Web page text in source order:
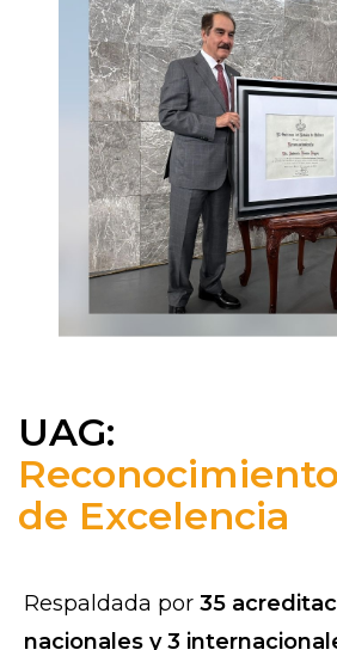
UAG:
Reconocimiento
de Excelencia
Respaldada por 35
nacionales y 3